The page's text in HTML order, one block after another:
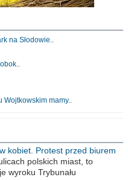
na Słodowie..
Wojtkowskim mamy..
kobiet. Protest przed biurem
polskich miast, to
wyroku Trybunału